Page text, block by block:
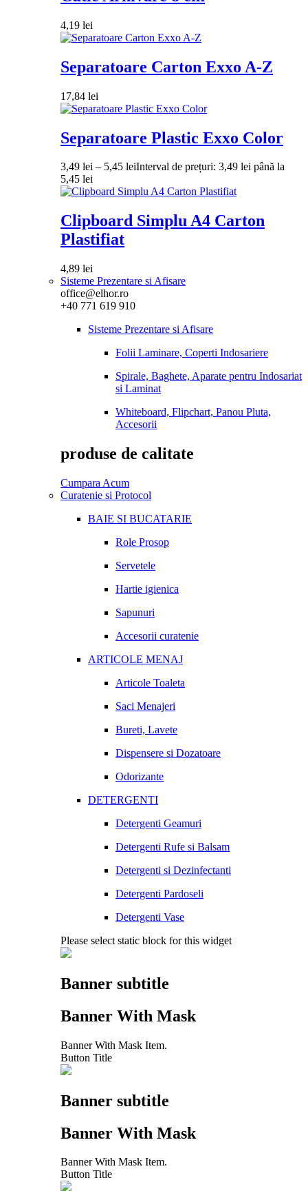
4,19 lei
Separatoare Carton Exxo A-Z
17,84 lei
Separatoare Plastic Exxo Color
3,49 lei – 5,45 leiInterval de prețuri: 3,49 lei până la
5,45 lei
Clipboard Simplu A4 Carton
Plastifiat
4,89 lei
Sisteme Prezentare si Afisare
office@elhor.ro
+40 771 619 910
Sisteme Prezentare si Afisare
Folii Laminare, Coperti Indosariere
Spirale, Baghete, Aparate pentru Indosariat
si Laminat
Whiteboard, Flipchart, Panou Pluta,
Accesorii
produse de calitate
Cumpara Acum
Curatenie si Protocol
BAIE SI BUCATARIE
Role Prosop
Servetele
Hartie igienica
Sapunuri
Accesorii curatenie
ARTICOLE MENAJ
Articole Toaleta
Saci Menajeri
Bureti, Lavete
Dispensere si Dozatoare
Odorizante
DETERGENTI
Detergenti Geamuri
Detergenti Rufe si Balsam
Detergenti si Dezinfectanti
Detergenti Pardoseli
Detergenti Vase
Please select static block for this widget
Banner subtitle
Banner With Mask
Banner With Mask Item.
Button Title
Banner subtitle
Banner With Mask
Banner With Mask Item.
Button Title